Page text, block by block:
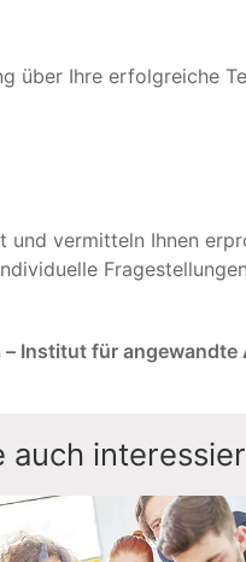
über Ihre erfolgreiche
und vermitteln Ihnen
– Institut für
auch